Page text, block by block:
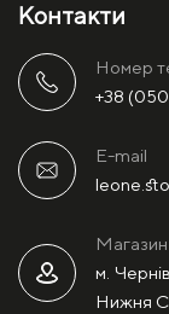
Контакти
Номер
+38
E-mail
м.
Нижня